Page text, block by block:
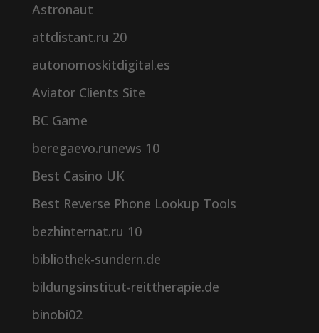
Astronaut
attdistant.ru 20
autonomoskitdigital.es
Aviator Clients Site
BC Game
beregaevo.runews 10
Best Casino UK
Best Reverse Phone Lookup Tools
bezhinternat.ru 10
bibliothek-sundern.de
bildungsinstitut-reittherapie.de
binobi02